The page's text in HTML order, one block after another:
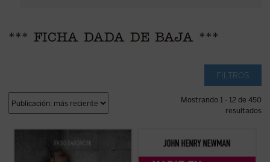
*** FICHA DADA DE BAJA ***
FILTROS
Mostrando 1 - 12 de 450
resultados
Mis lecturas
, este libro reúne
y sintetiza las introducciones a la lectura
Este libro recupera el memorando
definitivo redactado por Newman en 1873